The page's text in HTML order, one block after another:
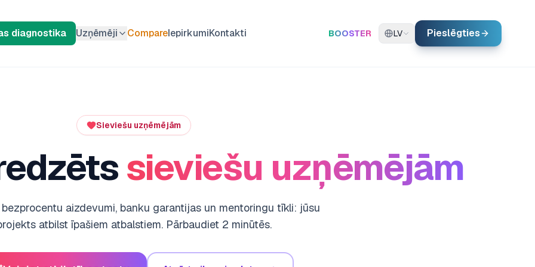
diagnostika Uzņēmēji CompareIepirkumiKontakti BOOSTER LV Pieslēgties
Sieviešu uzņēmējām
sieviešu uzņēmējām
aizdevumi, banku garantijas un mentoringu tīkli: jūsu
atbilst īpašiem atbalstiem. Pārbaudiet 2 minūtēs.